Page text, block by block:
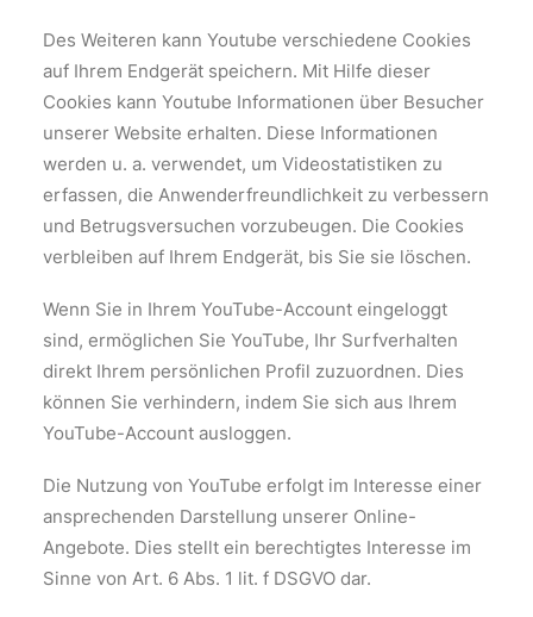
Des Weiteren kann Youtube verschiedene Cookies
auf Ihrem Endgerät speichern. Mit Hilfe dieser
Cookies kann Youtube Informationen über Besucher
unserer Website erhalten. Diese Informationen
werden u. a. verwendet, um Videostatistiken zu
erfassen, die Anwenderfreundlichkeit zu verbessern
und Betrugsversuchen vorzubeugen. Die Cookies
verbleiben auf Ihrem Endgerät, bis Sie sie löschen.
Wenn Sie in Ihrem YouTube-Account eingeloggt
sind, ermöglichen Sie YouTube, Ihr Surfverhalten
direkt Ihrem persönlichen Profil zuzuordnen. Dies
können Sie verhindern, indem Sie sich aus Ihrem
YouTube-Account ausloggen.
Die Nutzung von YouTube erfolgt im Interesse einer
ansprechenden Darstellung unserer Online-
Angebote. Dies stellt ein berechtigtes Interesse im
Sinne von Art. 6 Abs. 1 lit. f DSGVO dar.